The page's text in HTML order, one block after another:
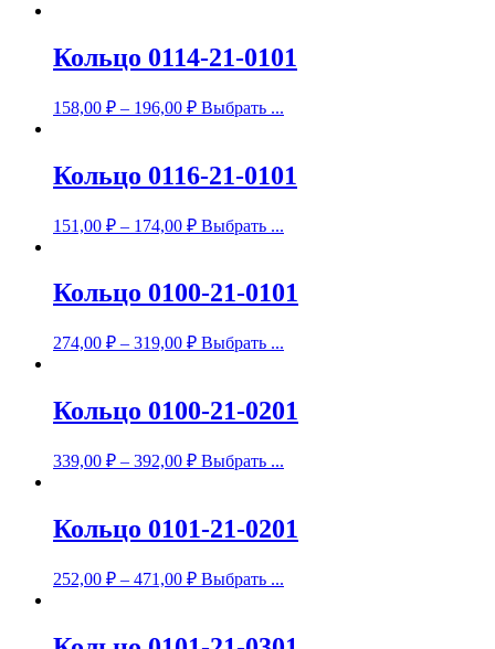
Кольцо 0114-21-0101
158,00 ₽ – 196,00 ₽ Выбрать ...
Кольцо 0116-21-0101
151,00 ₽ – 174,00 ₽ Выбрать ...
Кольцо 0100-21-0101
274,00 ₽ – 319,00 ₽ Выбрать ...
Кольцо 0100-21-0201
339,00 ₽ – 392,00 ₽ Выбрать ...
Кольцо 0101-21-0201
252,00 ₽ – 471,00 ₽ Выбрать ...